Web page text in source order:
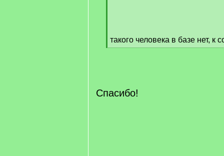
такого человека в базе нет, к
[
Спасибо!